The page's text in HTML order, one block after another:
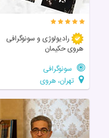
رادیولوژی و سونوگرافی
هروی حکیمان
سونوگرافی
تهران، هروی